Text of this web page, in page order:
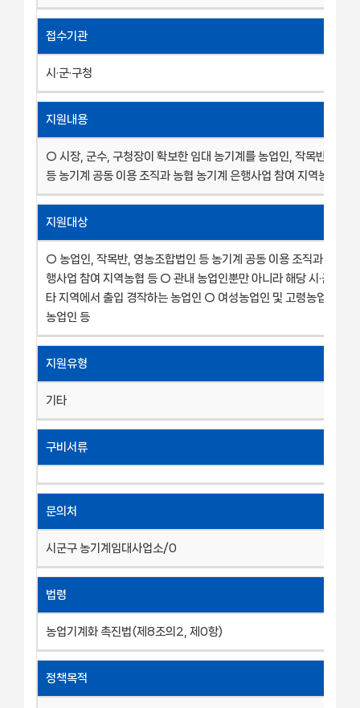
접수기관
시·군·구청
지원내용
○ 시장, 군수, 구청장이 확보한 임대 농기계를 농업인, 작목반, 영농
등 농기계 공동 이용 조직과 농협 농기계 은행사업 참여 지역농협 등
지원대상
○ 농업인, 작목반, 영농조합법인 등 농기계 공동 이용 조직과 농협
행사업 참여 지역농협 등 ○ 관내 농업인뿐만 아니라 해당 시·군의 농
타 지역에서 출입 경작하는 농업인 ○ 여성농업인 및 고령농업인,
농업인 등
지원유형
기타
구비서류
문의처
시군구 농기계임대사업소/0
법령
농업기계화 촉진법(제8조의2, 제0항)
정책목적